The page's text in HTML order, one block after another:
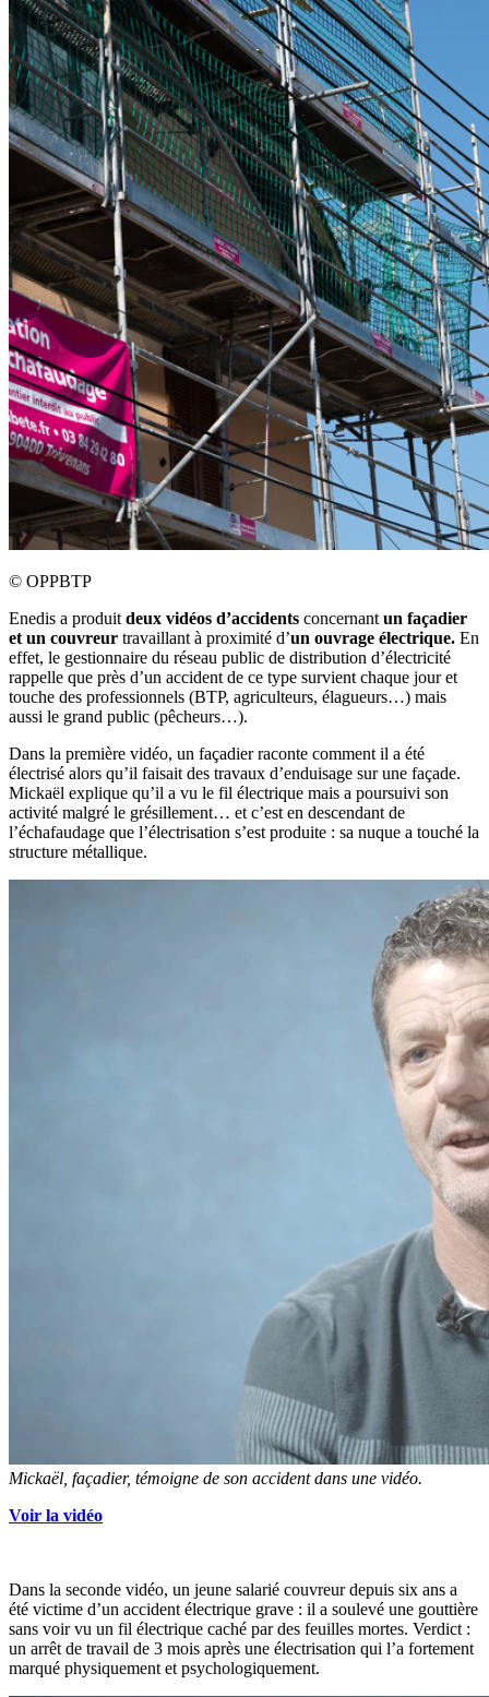
© OPPBTP
Enedis a produit deux vidéos d’accidents concernant un façadier
et un couvreur travaillant à proximité d’un ouvrage électrique. En
effet, le gestionnaire du réseau public de distribution d’électricité
rappelle que près d’un accident de ce type survient chaque jour et
touche des professionnels (BTP, agriculteurs, élagueurs…) mais
aussi le grand public (pêcheurs…).
Dans la première vidéo, un façadier raconte comment il a été
électrisé alors qu’il faisait des travaux d’enduisage sur une façade.
Mickaël explique qu’il a vu le fil électrique mais a poursuivi son
activité malgré le grésillement… et c’est en descendant de
l’échafaudage que l’électrisation s’est produite : sa nuque a touché la
structure métallique.
Mickaël, façadier, témoigne de son accident dans une vidéo.
Voir la vidéo
Dans la seconde vidéo, un jeune salarié couvreur depuis six ans a
été victime d’un accident électrique grave : il a soulevé une gouttière
sans voir vu un fil électrique caché par des feuilles mortes. Verdict :
un arrêt de travail de 3 mois après une électrisation qui l’a fortement
marqué physiquement et psychologiquement.